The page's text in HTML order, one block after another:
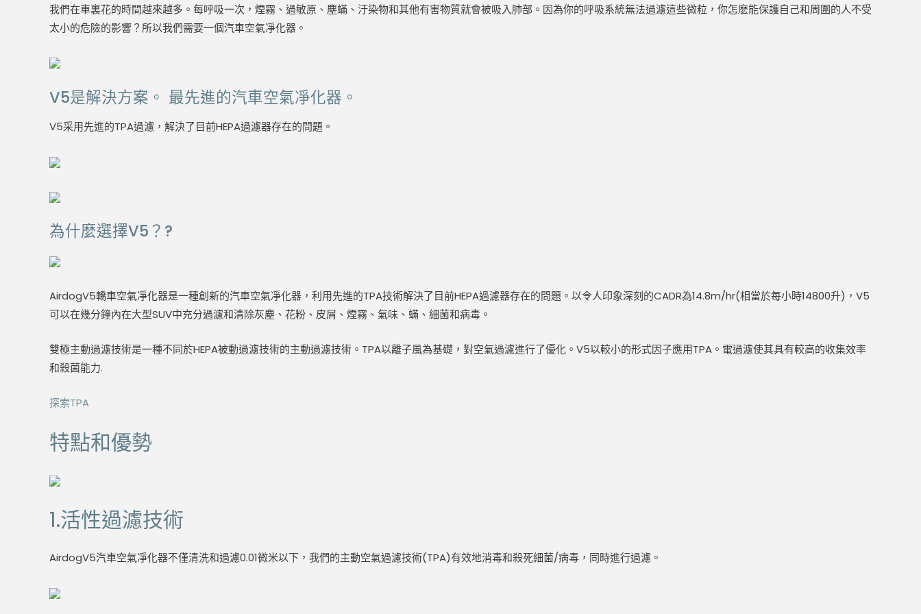
我們在車裏花的時間越來越多。每呼吸一次，煙霧、過敏原、塵蟎、汙染物和其他有害物質就會被吸入肺部。因為你的呼吸系統無法過濾這些微粒，你怎麽能保護自己和周圍的人不受
太小的危險的影響？所以我們需要一個汽車空氣凈化器。
V5是解決方案。 最先進的汽車空氣凈化器。
V5采用先進的TPA過濾，解決了目前HEPA過濾器存在的問題。
為什麼選擇V5？ ?
AirdogV5轎車空氣凈化器是一種創新的汽車空氣凈化器，利用先進的TPA技術解決了目前HEPA過濾器存在的問題。以令人印象深刻的CADR為14.8m/hr(相當於每小時14800升)，V5
可以在幾分鐘內在大型SUV中充分過濾和清除灰塵、花粉、皮屑、煙霧、氣味、蟎、細菌和病毒。
雙極主動過濾技術是一種不同於HEPA被動過濾技術的主動過濾技術。TPA以離子風為基礎，對空氣過濾進行了優化。V5以較小的形式因子應用TPA。電過濾使其具有較高的收集效率
和殺菌能力.
探索TPA
特點和優勢
1.活性過濾技術
AirdogV5汽車空氣凈化器不僅清洗和過濾0.01微米以下，我們的主動空氣過濾技術(TPA)有效地消毒和殺死細菌/病毒，同時進行過濾。